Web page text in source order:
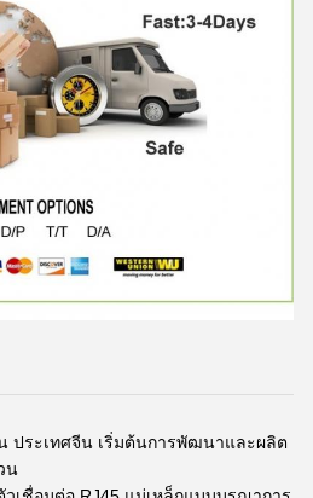
ประเทศจีน เริ่มต้นการพัฒนาและผลิต
น